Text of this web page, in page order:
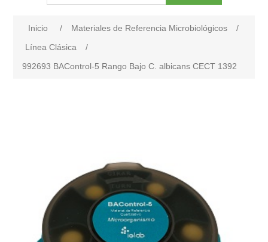
Inicio / Materiales de Referencia Microbiológicos
/
Línea Clásica
/
992693 BAControl-5 Rango Bajo C. albicans CECT 1392